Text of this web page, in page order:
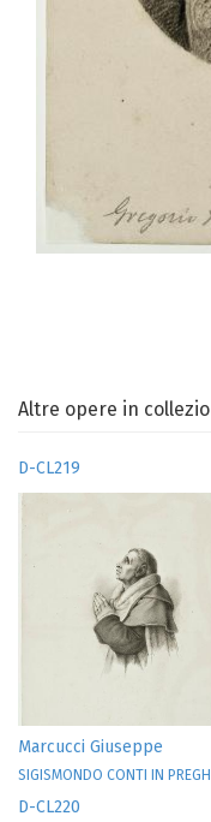
Altre opere in
D-CL219
Marcucci Giuseppe
SIGISMONDO CONTI IN
D-CL220